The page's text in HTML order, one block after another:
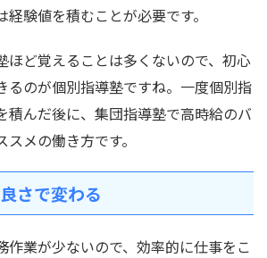
験値を積むことが必要です。
ほど覚えることは多くないので、初心
るのが個別指導塾ですね。一度個別指
積んだ後に、集団指導塾で高時給のバ
メの働き方です。
さで変わる
作業が少ないので、効率的に仕事をこ